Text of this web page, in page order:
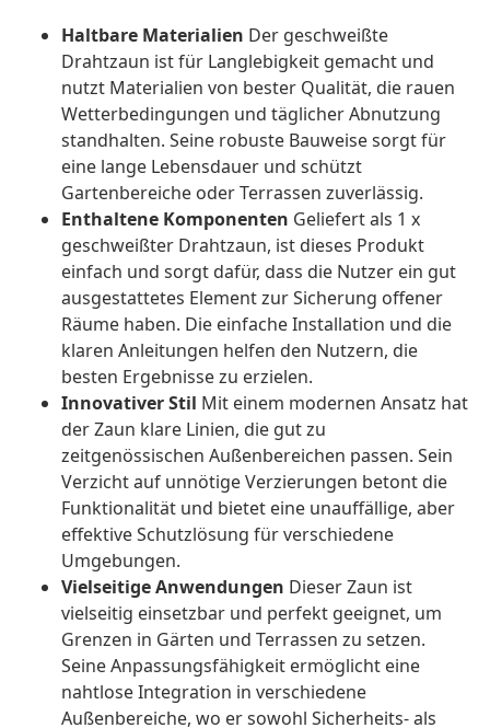
Haltbare Materialien Der geschweißte
Drahtzaun ist für Langlebigkeit gemacht und
nutzt Materialien von bester Qualität, die rauen
Wetterbedingungen und täglicher Abnutzung
standhalten. Seine robuste Bauweise sorgt für
eine lange Lebensdauer und schützt
Gartenbereiche oder Terrassen zuverlässig.
Enthaltene Komponenten Geliefert als 1 x
geschweißter Drahtzaun, ist dieses Produkt
einfach und sorgt dafür, dass die Nutzer ein gut
ausgestattetes Element zur Sicherung offener
Räume haben. Die einfache Installation und die
klaren Anleitungen helfen den Nutzern, die
besten Ergebnisse zu erzielen.
Innovativer Stil Mit einem modernen Ansatz hat
der Zaun klare Linien, die gut zu
zeitgenössischen Außenbereichen passen. Sein
Verzicht auf unnötige Verzierungen betont die
Funktionalität und bietet eine unauffällige, aber
effektive Schutzlösung für verschiedene
Umgebungen.
Vielseitige Anwendungen Dieser Zaun ist
vielseitig einsetzbar und perfekt geeignet, um
Grenzen in Gärten und Terrassen zu setzen.
Seine Anpassungsfähigkeit ermöglicht eine
nahtlose Integration in verschiedene
Außenbereiche, wo er sowohl Sicherheits- als